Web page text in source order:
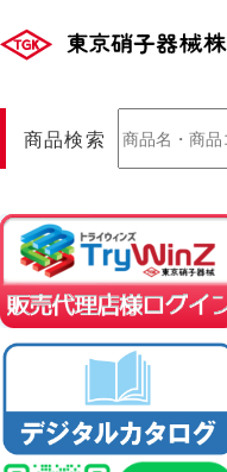
商品検索